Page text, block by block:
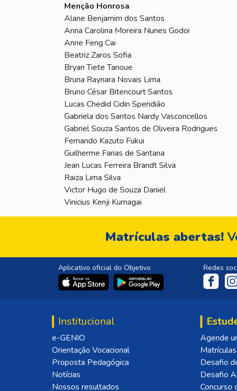
Menção Honrosa
Alane Benjamim dos Santos
Anna Carolina Moreira Nunes Godoi
Anne Feng Cai
Beatriz Zaros Sofia
Bryan Tiete Tanoue
Bruna Raynara Novais Lima
Bruno César Bitencourt Santos
Lucas Chedid Cidin Speridião
Gabriela dos Santos Nardy Vasconcellos
Gabriel Souza Santos de Oliveira Rodrigues
Fernando Kazuto Fukui
Guilherme Farias de Santana
Jean Lucas Ferreira Brandt Silva
Raiza Lima Silva
Victor Hugo de Souza Daniel
Vinicius Kenji Kumagai
Matrículas abertas!
Aplicativo oficial do Objetivo Redes
Institucional
e-GENIO
Orientação Vocacional
Proposta Pedagógica
Notícias
Nossos resultados
Agende
Matrículas
Desafio
Desafio
Concurso